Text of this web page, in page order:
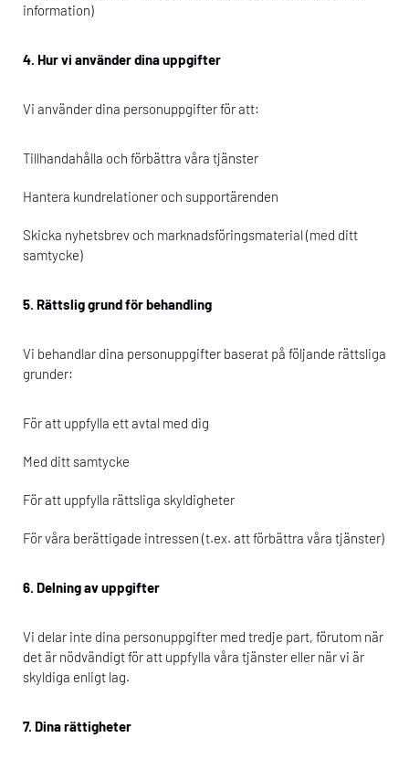
information)
4. Hur vi använder dina uppgifter
Vi använder dina personuppgifter för att:
Tillhandahålla och förbättra våra tjänster
Hantera kundrelationer och supportärenden
Skicka nyhetsbrev och marknadsföringsmaterial (med ditt
samtycke)
5. Rättslig grund för behandling
Vi behandlar dina personuppgifter baserat på följande rättsliga
grunder:
För att uppfylla ett avtal med dig
Med ditt samtycke
För att uppfylla rättsliga skyldigheter
För våra berättigade intressen (t.ex. att förbättra våra tjänster)
6. Delning av uppgifter
Vi delar inte dina personuppgifter med tredje part, förutom när
det är nödvändigt för att uppfylla våra tjänster eller när vi är
skyldiga enligt lag.
7. Dina rättigheter